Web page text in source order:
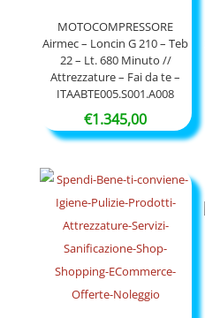
MOTOCOMPRESSORE
Airmec – Loncin G 210 – Teb
22 – Lt. 680 Minuto //
Attrezzature – Fai da te –
ITAABTE005.S001.A008
€1.345,00